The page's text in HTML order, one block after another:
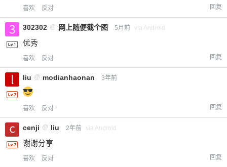
喜欢 反对 回复
302302 @ 网上随便截个图 5月前 via Android
优秀
喜欢 反对 回复
liu @ modianhaonan 3年前
喜欢 反对 回复
cenji @ liu 2年前 via Android
谢谢分享
喜欢 反对 回复